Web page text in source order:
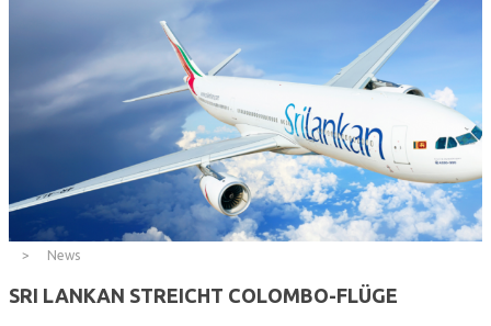
News
SRI LANKAN STREICHT COLOMBO-FLÜGE